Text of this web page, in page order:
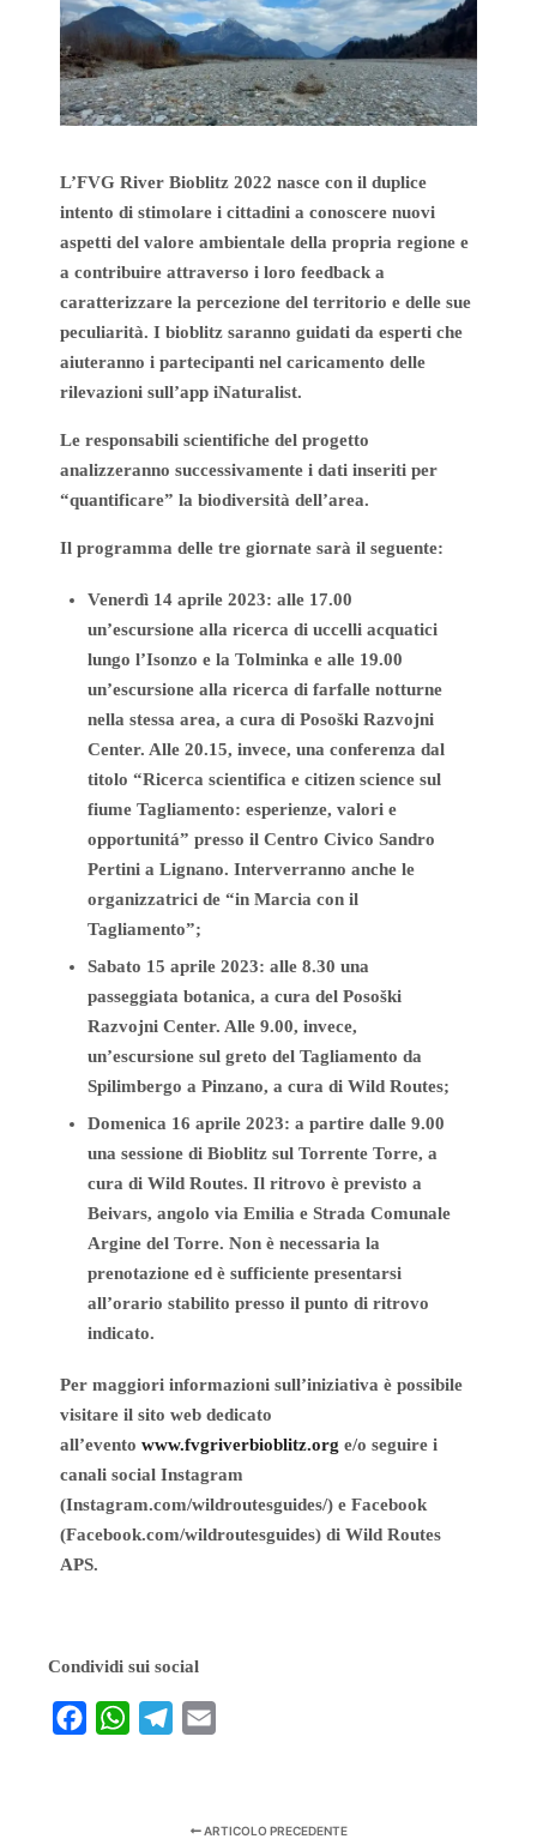
L’FVG River Bioblitz 2022 nasce con il duplice
intento di stimolare i cittadini a conoscere nuovi
aspetti del valore ambientale della propria regione e
a contribuire attraverso i loro feedback a
caratterizzare la percezione del territorio e delle sue
peculiarità. I bioblitz saranno guidati da esperti che
aiuteranno i partecipanti nel caricamento delle
rilevazioni sull’app iNaturalist.
Le responsabili scientifiche del progetto
analizzeranno successivamente i dati inseriti per
“quantificare” la biodiversità dell’area.
Il programma delle tre giornate sarà il seguente:
Venerdì 14 aprile 2023: alle 17.00
un’escursione alla ricerca di uccelli acquatici
lungo l’Isonzo e la Tolminka e alle 19.00
un’escursione alla ricerca di farfalle notturne
nella stessa area, a cura di Posoški Razvojni
Center. Alle 20.15, invece, una conferenza dal
titolo “Ricerca scientifica e citizen science sul
fiume Tagliamento: esperienze, valori e
opportunitá” presso il Centro Civico Sandro
Pertini a Lignano. Interverranno anche le
organizzatrici de “in Marcia con il
Tagliamento”;
Sabato 15 aprile 2023: alle 8.30 una
passeggiata botanica, a cura del Posoški
Razvojni Center. Alle 9.00, invece,
un’escursione sul greto del Tagliamento da
Spilimbergo a Pinzano, a cura di Wild Routes;
Domenica 16 aprile 2023: a partire dalle 9.00
una sessione di Bioblitz sul Torrente Torre, a
cura di Wild Routes. Il ritrovo è previsto a
Beivars, angolo via Emilia e Strada Comunale
Argine del Torre. Non è necessaria la
prenotazione ed è sufficiente presentarsi
all’orario stabilito presso il punto di ritrovo
indicato.
Per maggiori informazioni sull’iniziativa è possibile
visitare il sito web dedicato
all’evento www.fvgriverbioblitz.org e/o seguire i
canali social Instagram
(Instagram.com/wildroutesguides/) e Facebook
(Facebook.com/wildroutesguides) di Wild Routes
APS.
Condividi sui social
FacebookWhatsAppTelegram
ARTICOLO PRECEDENTE